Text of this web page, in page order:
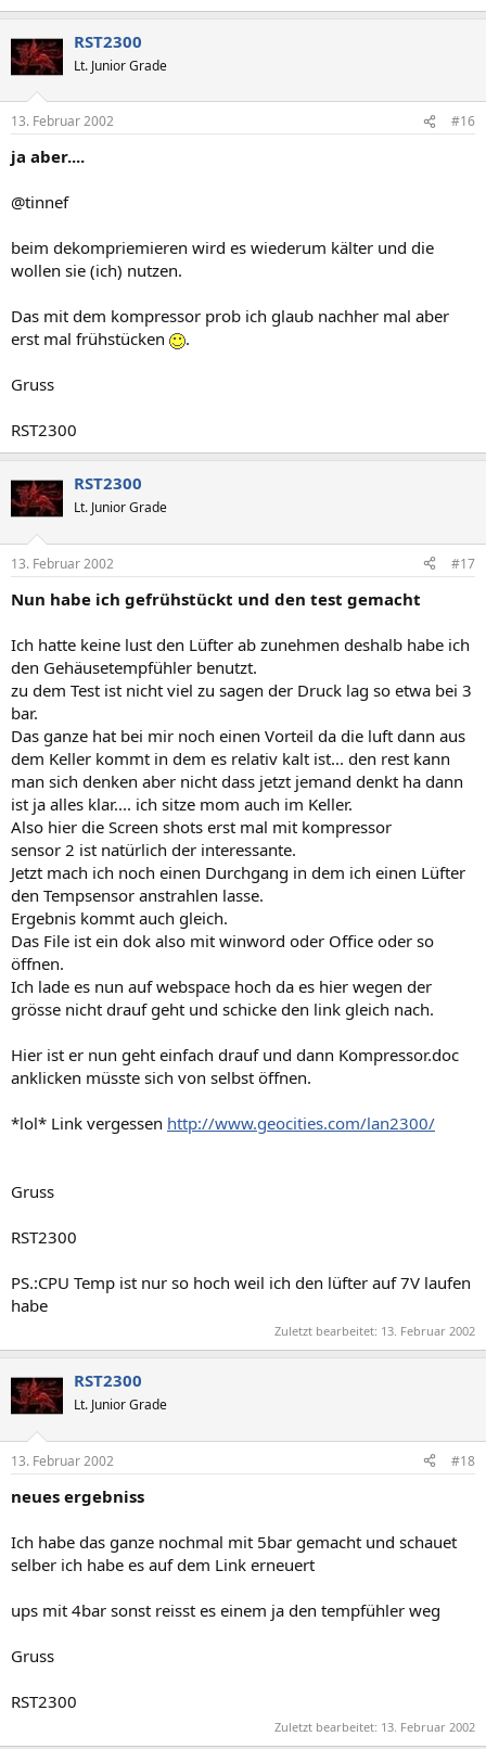
RST2300
Lt. Junior Grade
13. Februar 2002 #16
ja aber....
@tinnef
beim dekompriemieren wird es wiederum kälter und die
wollen sie (ich) nutzen.
Das mit dem kompressor prob ich glaub nachher mal aber
erst mal frühstücken
.
Gruss
RST2300
RST2300
Lt. Junior Grade
13. Februar 2002 #17
Nun habe ich gefrühstückt und den test gemacht
Ich hatte keine lust den Lüfter ab zunehmen deshalb habe ich
den Gehäusetempfühler benutzt.
zu dem Test ist nicht viel zu sagen der Druck lag so etwa bei 3
bar.
Das ganze hat bei mir noch einen Vorteil da die luft dann aus
dem Keller kommt in dem es relativ kalt ist... den rest kann
man sich denken aber nicht dass jetzt jemand denkt ha dann
ist ja alles klar.... ich sitze mom auch im Keller.
Also hier die Screen shots erst mal mit kompressor
sensor 2 ist natürlich der interessante.
Jetzt mach ich noch einen Durchgang in dem ich einen Lüfter
den Tempsensor anstrahlen lasse.
Ergebnis kommt auch gleich.
Das File ist ein dok also mit winword oder Office oder so
öffnen.
Ich lade es nun auf webspace hoch da es hier wegen der
grösse nicht drauf geht und schicke den link gleich nach.
Hier ist er nun geht einfach drauf und dann Kompressor.doc
anklicken müsste sich von selbst öffnen.
*lol* Link vergessen http://www.geocities.com/lan2300/
Gruss
RST2300
PS.:CPU Temp ist nur so hoch weil ich den lüfter auf 7V laufen
habe
Zuletzt bearbeitet: 13. Februar 2002
RST2300
Lt. Junior Grade
13. Februar 2002 #18
neues ergebniss
Ich habe das ganze nochmal mit 5bar gemacht und schauet
selber ich habe es auf dem Link erneuert
ups mit 4bar sonst reisst es einem ja den tempfühler weg
Gruss
RST2300
Zuletzt bearbeitet: 13. Februar 2002